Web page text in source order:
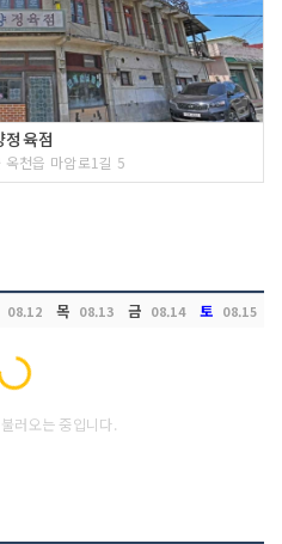
정육점
옥천읍 마암로1길 5
08.12 목 08.13 금 08.14 토 08.15
Loading...
러오는 중입니다.